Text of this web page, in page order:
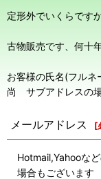
定形外でいくらです
古物販売です、何十
お客様の氏名(フル
尚 サブアドレスの
メールアドレス [
Hotmail,Yahooな
場合もございます